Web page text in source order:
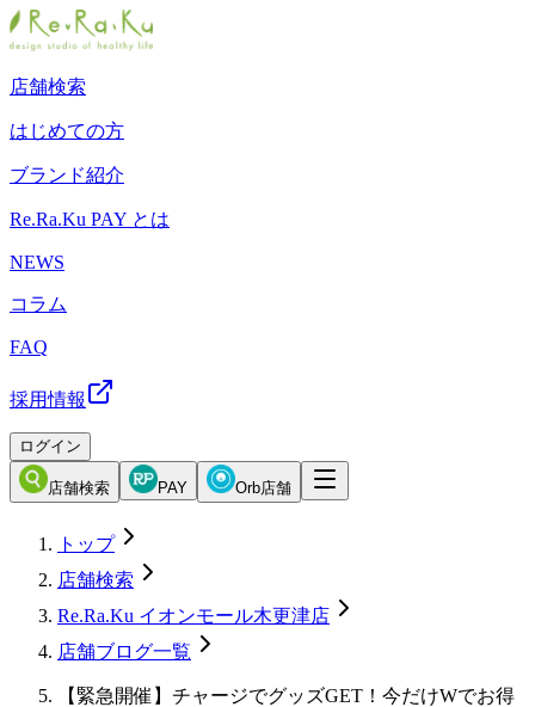
店舗検索
はじめての方
ブランド紹介
Re.Ra.Ku PAY とは
NEWS
コラム
FAQ
採用情報
ログイン
店舗検索 PAY Orb店舗
トップ
店舗検索
Re.Ra.Ku イオンモール木更津店
店舗ブログ一覧
【緊急開催】チャージでグッズGET！今だけWでお得